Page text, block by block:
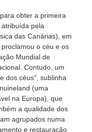
obter a primeira
pela
das Canárias), em
o céu e os
Mundial de
Contudo, um
dos céus", sublinha
(uma
na Europa), que
a qualidade dos
agrupados numa
e restauração